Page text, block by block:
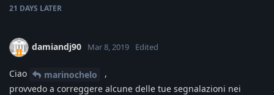
21 DAYS LATER
damiandj90 Mar 8, 2019 Edited
Ciao marinochelo
,
provvedo a correggere alcune delle tue segnalazioni nei